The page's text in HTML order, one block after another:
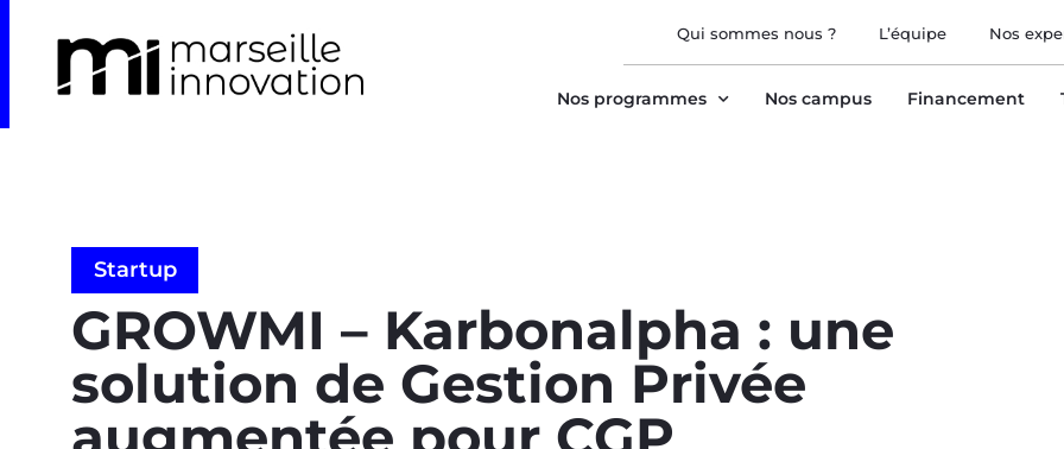
Qui sommes nous ? L’équipe Nos
Nos programmes Nos campus Financement
Startup
GROWMI – Karbonalpha : une
solution de Gestion Privée